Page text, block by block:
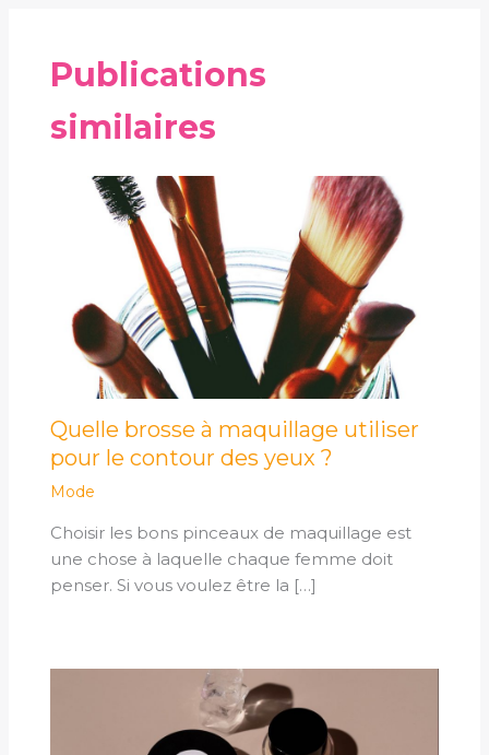
Publications
similaires
Quelle brosse à maquillage utiliser
pour le contour des yeux ?
Mode
Choisir les bons pinceaux de maquillage est
une chose à laquelle chaque femme doit
penser. Si vous voulez être la […]